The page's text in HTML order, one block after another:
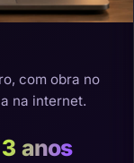
com obra no
na internet.
3 anos